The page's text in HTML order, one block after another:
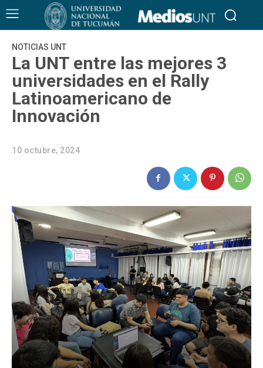
NOTICIAS UNT
La UNT entre las mejores 3
universidades en el Rally
Latinoamericano de
Innovación
10 octubre, 2024